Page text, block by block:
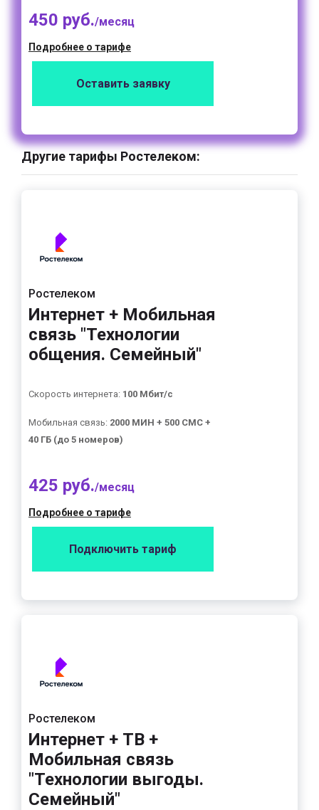
450 руб./месяц
Подробнее о тарифе
Оставить заявку
Другие тарифы Ростелеком:
Ростелеком
Интернет + Мобильная
связь "Технологии
общения. Семейный"
Скорость интернета: 100 Мбит/с
Мобильная связь: 2000 МИН + 500 СМС +
40 ГБ (до 5 номеров)
425 руб./месяц
Подробнее о тарифе
Подключить тариф
Ростелеком
Интернет + ТВ +
Мобильная связь
"Технологии выгоды.
Семейный"